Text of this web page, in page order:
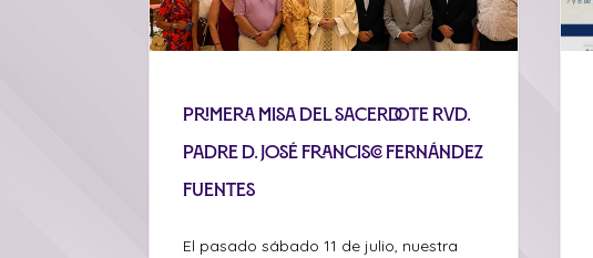
Primera misa del sacerdote Rvd.
Padre D. José Francisco Fernández
Fuentes
El pasado sábado 11 de julio, nuestra